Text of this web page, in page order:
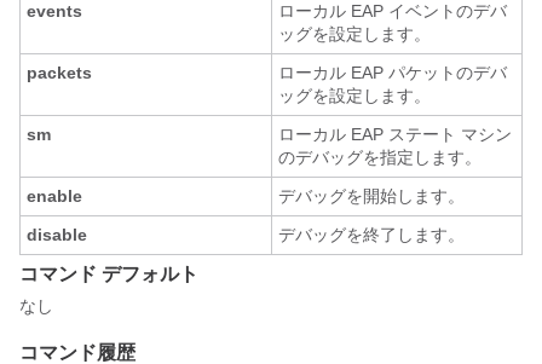
events
ローカル EAP イベントのデバ
ッグを設定します。
packets
ローカル EAP パケットのデバ
ッグを設定します。
sm
ローカル EAP ステート マシン
のデバッグを指定します。
enable
デバッグを開始します。
disable
デバッグを終了します。
コマンド デフォルト
なし
コマンド履歴